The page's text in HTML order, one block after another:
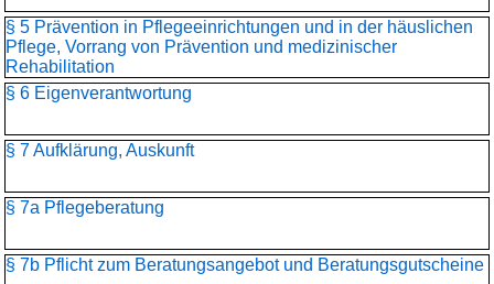
§ 5 Prävention in Pflegeeinrichtungen und in der häuslichen
Pflege, Vorrang von Prävention und medizinischer
Rehabilitation
§ 6 Eigenverantwortung
§ 7 Aufklärung, Auskunft
§ 7a Pflegeberatung
§ 7b Pflicht zum Beratungsangebot und Beratungsgutscheine